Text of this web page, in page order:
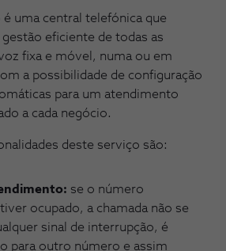
é uma central telefónica que
eficiente de todas as
fixa e móvel, numa ou em
a possibilidade de configuração
para um atendimento
a cada negócio.
deste serviço são:
se o número
ocupado, a chamada não se
sinal de interrupção, é
para outro número e assim